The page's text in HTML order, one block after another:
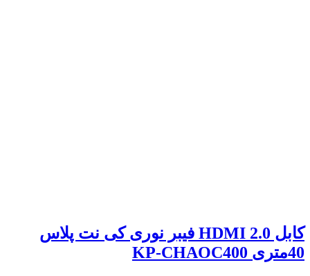
کابل 2.0 HDMI فیبر نوری کی نت پلاس
40متری KP-CHAOC400